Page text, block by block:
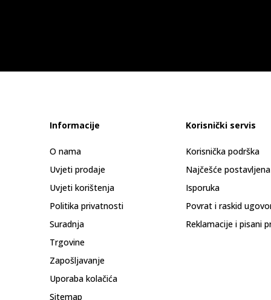
Informacije
O nama
Uvjeti prodaje
Uvjeti korištenja
Politika privatnosti
Suradnja
Trgovine
Zapošljavanje
Uporaba kolačića
Sitemap
Korisnički servis
Korisnička podrška
Najčešće
Isporuka
Povrat i raskid
Reklamacije i pisani